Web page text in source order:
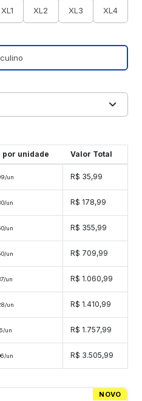
XL1 XL2 XL3 XL4
por unidade Valor Total
un R$ 35,99
un R$ 178,99
un R$ 355,99
un R$ 709,99
un R$ 1.060,99
un R$ 1.410,99
un R$ 1.757,99
un R$ 3.505,99
NOVO